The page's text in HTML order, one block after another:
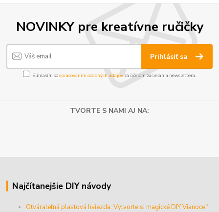
NOVINKY pre kreatívne ručičky
Prihlásiť sa
Súhlasím sospracovaním osobných údajov za účelom zasielania newslettera.
TVORTE S NAMI AJ NA:
Najčítanejšie DIY návody
Otvárateľná plastová hviezda: Vytvorte si magické DIY Vianoce"